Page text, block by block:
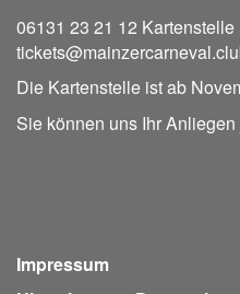
06131 23 21 12 Kartenstelle
Die Kartenstelle ist ab
Sie können uns Ihr
Impressum